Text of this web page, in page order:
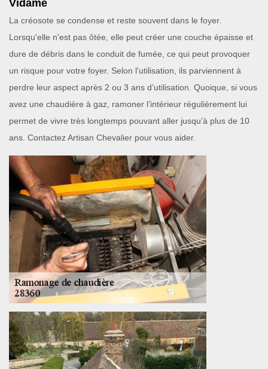
Vidame
La créosote se condense et reste souvent dans le foyer.
Lorsqu'elle n'est pas ôtée, elle peut créer une couche épaisse et
dure de débris dans le conduit de fumée, ce qui peut provoquer
un risque pour votre foyer. Selon l'utilisation, ils parviennent à
perdre leur aspect après 2 ou 3 ans d’utilisation. Quoique, si vous
avez une chaudière à gaz, ramoner l’intérieur régulièrement lui
permet de vivre très longtemps pouvant aller jusqu’à plus de 10
ans. Contactez Artisan Chevalier pour vous aider.